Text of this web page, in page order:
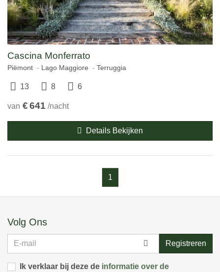
Cascina Monferrato
Piëmont Lago Maggiore Terruggia
13 8 6
van €641 /nacht
Details Bekijken
1
Volg Ons
E-
Registreren
Ik verklaar bij deze de informatie over de